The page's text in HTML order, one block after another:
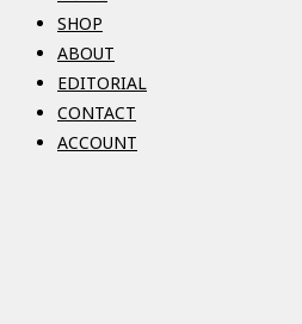
SHOP
ABOUT
EDITORIAL
CONTACT
ACCOUNT